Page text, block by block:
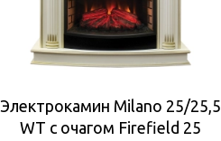
Электрокамин Milano 25/25,5
WT с очагом Firefield 25